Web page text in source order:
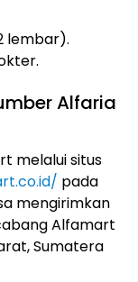
lembar).
Alfaria
melalui situs
pada
mengirimkan
Alfamart
Sumatera